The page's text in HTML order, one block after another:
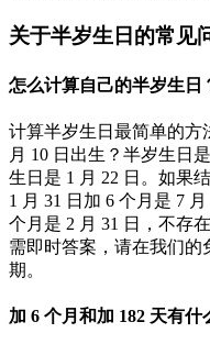
关于半岁生日的常见
怎么计算自己的半岁生日
计算半岁生日最简单的方
月 10 日出生？半岁生日
生日是 1 月 22 日。如果
1 月 31 日加 6 个月是 7
个月是 2 月 31 日，不存
需即时答案，请在我们的
期。
加 6 个月和加 182 天有什